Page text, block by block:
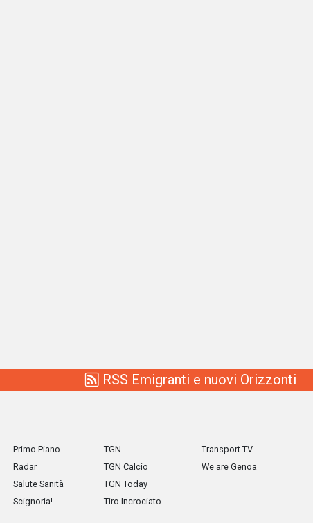
RSS Emigranti e nuovi Orizzonti
Primo Piano
Radar
Salute Sanità
Scignoria!
TGN
TGN Calcio
TGN Today
Tiro Incrociato
Transport TV
We are Genoa